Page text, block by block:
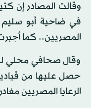
وقالت المصادر إن
في ضاحية أبو سليم
المصريين.. كما
وقال صحافي محلي
حصل عليها من
الرعايا المصريين مغادرة ليبيا خلال 48 ساعة،